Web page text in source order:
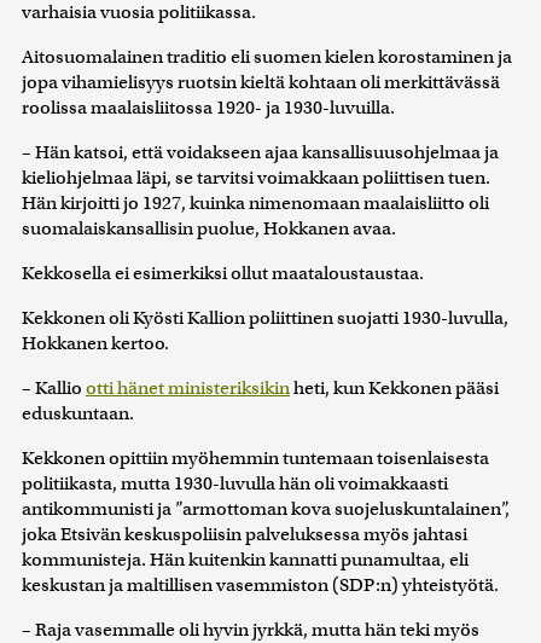
varhaisia vuosia politiikassa.
Aitosuomalainen traditio eli suomen kielen korostaminen ja
jopa vihamielisyys ruotsin kieltä kohtaan oli merkittävässä
roolissa maalaisliitossa 1920- ja 1930-luvuilla.
– Hän katsoi, että voidakseen ajaa kansallisuusohjelmaa ja
kieliohjelmaa läpi, se tarvitsi voimakkaan poliittisen tuen.
Hän kirjoitti jo 1927, kuinka nimenomaan maalaisliitto oli
suomalaiskansallisin puolue, Hokkanen avaa.
Kekkosella ei esimerkiksi ollut maataloustaustaa.
Kekkonen oli Kyösti Kallion poliittinen suojatti 1930-luvulla,
Hokkanen kertoo.
– Kallio otti hänet ministeriksikinheti, kun Kekkonen pääsi
eduskuntaan.
Kekkonen opittiin myöhemmin tuntemaan toisenlaisesta
politiikasta, mutta 1930-luvulla hän oli voimakkaasti
antikommunisti ja ”armottoman kova suojeluskuntalainen”,
joka Etsivän keskuspoliisin palveluksessa myös jahtasi
kommunisteja. Hän kuitenkin kannatti punamultaa, eli
keskustan ja maltillisen vasemmiston (SDP:n) yhteistyötä.
– Raja vasemmalle oli hyvin jyrkkä, mutta hän teki myös